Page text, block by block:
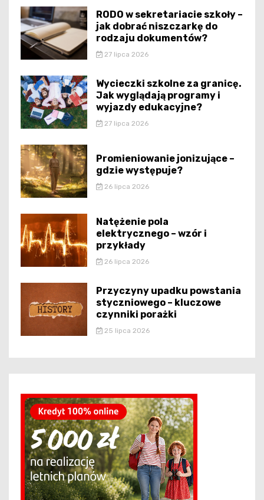
RODO w sekretariacie szkoły –
jak dobrać niszczarkę do
rodzaju dokumentów?
27 lipca 2026
Wycieczki szkolne za granicę.
Jak wyglądają programy i
wyjazdy edukacyjne?
27 lipca 2026
Promieniowanie jonizujące –
gdzie występuje?
26 lipca 2026
Natężenie pola
elektrycznego – wzór i
przykłady
26 lipca 2026
Przyczyny upadku powstania
styczniowego – kluczowe
czynniki porażki
25 lipca 2026